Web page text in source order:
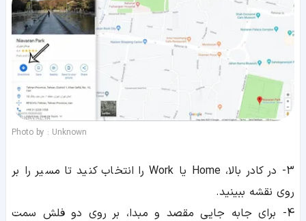
Photo by : Unknown
3- در کادر بالا، Home یا Work را انتخاب کنید تا مسیر را بر
روی نقشه ببینید.
4- برای جابه جایی مقصد و مبدا، بر روی دو فلش سمت